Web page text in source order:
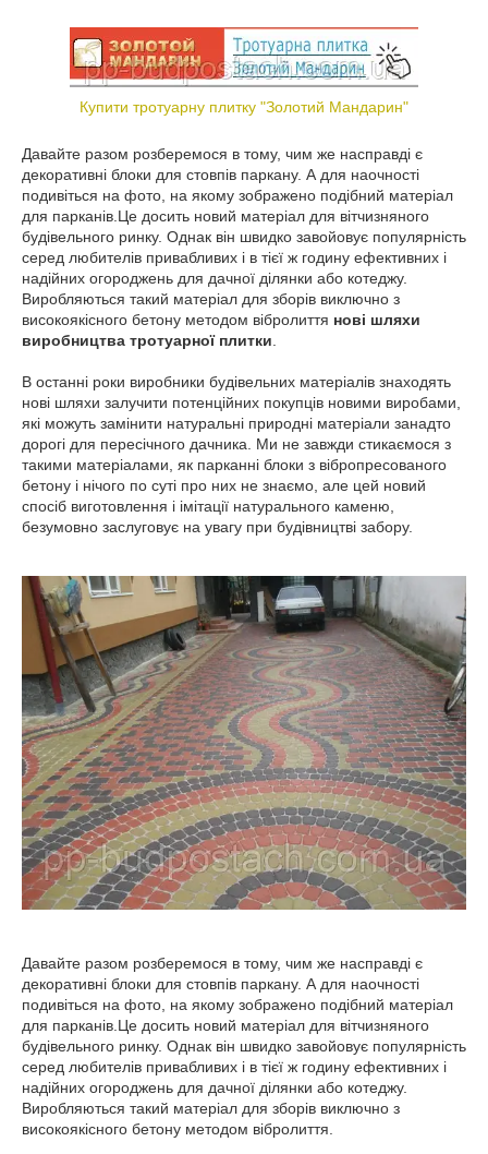
Купити тротуарну плитку "Золотий Мандарин"
Давайте разом розберемося в тому, чим же насправді є
декоративні блоки для стовпів паркану. А для наочності
подивіться на фото, на якому зображено подібний матеріал
для парканів.Це досить новий матеріал для вітчизняного
будівельного ринку. Однак він швидко завойовує популярність
серед любителів привабливих і в тієї ж годину ефективних і
надійних огороджень для дачної ділянки або котеджу.
Виробляються такий матеріал для зборів виключно з
високоякісного бетону методом вібролиття нові шляхи
виробництва тротуарної плитки
В останні роки виробники будівельних матеріалів знаходять
нові шляхи залучити потенційних покупців новими виробами,
які можуть замінити натуральні природні матеріали занадто
дорогі для пересічного дачника. Ми не завжди стикаємося з
такими матеріалами, як парканні блоки з вібропресованого
бетону і нічого по суті про них не знаємо, але цей новий
спосіб виготовлення і імітації натурального каменю,
безумовно заслуговує на увагу при будівництві забору.
Давайте разом розберемося в тому, чим же насправді є
декоративні блоки для стовпів паркану. А для наочності
подивіться на фото, на якому зображено подібний матеріал
для парканів.Це досить новий матеріал для вітчизняного
будівельного ринку. Однак він швидко завойовує популярність
серед любителів привабливих і в тієї ж годину ефективних і
надійних огороджень для дачної ділянки або котеджу.
Виробляються такий матеріал для зборів виключно з
високоякісного бетону методом вібролиття.